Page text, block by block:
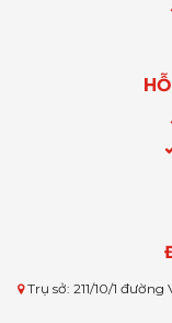
Trụ sở: 211/10/1